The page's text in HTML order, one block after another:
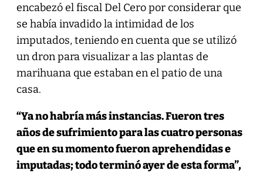
encabezó el fiscal Del Cero por considerar que
se había invadido la intimidad de los
imputados, teniendo en cuenta que se utilizó
un dron para visualizar a las plantas de
marihuana que estaban en el patio de una
casa.
“Ya no habría más instancias. Fueron tres
años de sufrimiento para las cuatro personas
que en su momento fueron aprehendidas e
imputadas; todo terminó ayer de esta forma”,